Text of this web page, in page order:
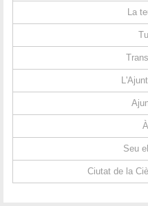
La
Seu
Ciutat de la